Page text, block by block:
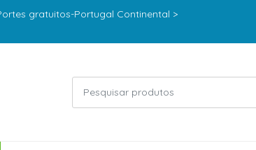
gratuitos-Portugal Continental >